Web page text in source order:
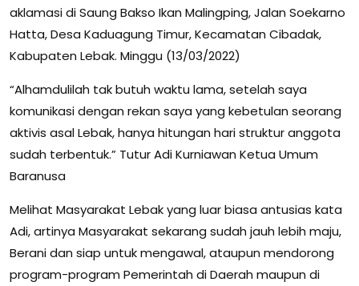
aklamasi di Saung Bakso Ikan Malingping, Jalan Soekarno
Hatta, Desa Kaduagung Timur, Kecamatan Cibadak,
Kabupaten Lebak. Minggu (13/03/2022)
“Alhamdulilah tak butuh waktu lama, setelah saya
komunikasi dengan rekan saya yang kebetulan seorang
aktivis asal Lebak, hanya hitungan hari struktur anggota
sudah terbentuk.” Tutur Adi Kurniawan Ketua Umum
Baranusa
Melihat Masyarakat Lebak yang luar biasa antusias kata
Adi, artinya Masyarakat sekarang sudah jauh lebih maju,
Berani dan siap untuk mengawal, ataupun mendorong
program-program Pemerintah di Daerah maupun di